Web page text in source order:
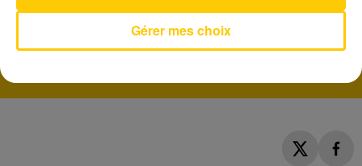
Ete Avec Toi
ADELE CASTILLON
Gérer mes choix